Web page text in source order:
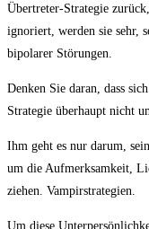
Übertreter-Strategie
ignoriert, werden sie sehr,
bipolarer Störungen.
Denken Sie daran, dass
Strategie überhaupt nicht
Ihm geht es nur darum,
um die Aufmerksamkeit,
ziehen. Vampirstrategien.
Um diese